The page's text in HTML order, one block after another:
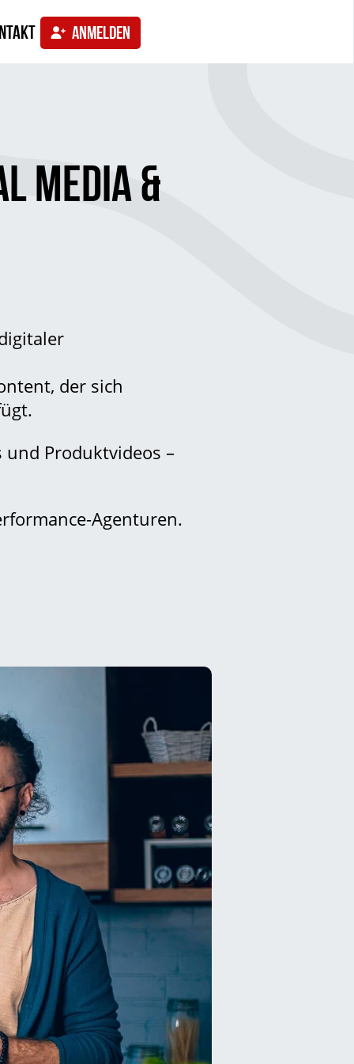
ANMELDEN
MEDIA &
der sich
und Produktvideos –
Agenturen.